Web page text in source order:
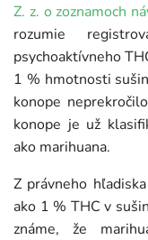
Z. z. o zoznamoch
rozumie
psychoaktívneho
1 % hmotnosti
konope
konope je už
ako marihuana.
Z právneho
ako 1 % THC v
známe, že